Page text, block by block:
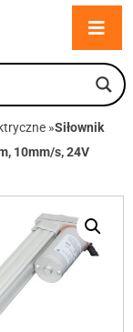
»Siłownik
10mm/s, 24V